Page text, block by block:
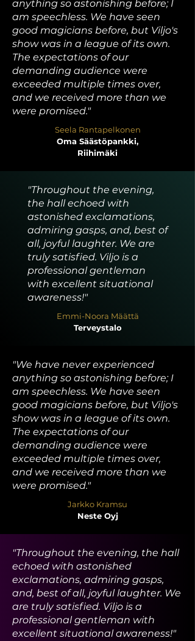
anything so astonishing before; I
am speechless. We have seen
good magicians before, but Viljo's
show was in a league of its own.
The expectations of our
demanding audience were
exceeded multiple times over,
and we received more than we
were promised."
Seela Rantapelkonen
Oma Säästöpankki,
Riihimäki
"Throughout the evening,
the hall echoed with
astonished exclamations,
admiring gasps, and, best of
all, joyful laughter. We are
truly satisfied. Viljo is a
professional gentleman
with excellent situational
awareness!"
Emmi-Noora Määttä
Terveystalo
"We have never experienced
anything so astonishing before; I
am speechless. We have seen
good magicians before, but Viljo's
show was in a league of its own.
The expectations of our
demanding audience were
exceeded multiple times over,
and we received more than we
were promised."
Jarkko Kramsu
Neste Oyj
"Throughout the evening, the hall
echoed with astonished
exclamations, admiring gasps,
and, best of all, joyful laughter. We
are truly satisfied. Viljo is a
professional gentleman with
excellent situational awareness!"